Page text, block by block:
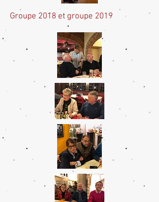
Groupe 2018 et groupe 2019